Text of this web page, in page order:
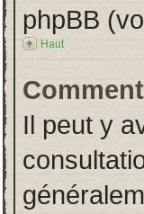
phpBB
Haut
Il peut y